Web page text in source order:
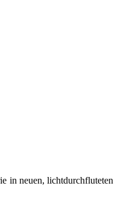
in neuen,